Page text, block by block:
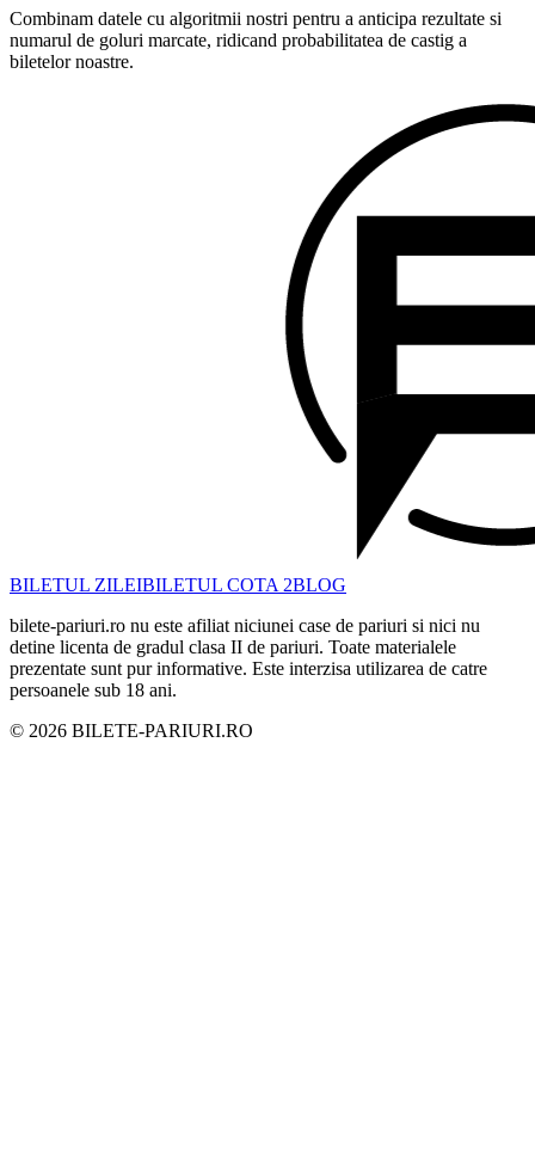
Combinam datele cu algoritmii nostri pentru a anticipa rezultate si
numarul de goluri marcate, ridicand probabilitatea de castig a
biletelor noastre.
BILETUL ZILEIBILETUL COTA 2BLOG
bilete-pariuri.ro nu este afiliat niciunei case de pariuri si nici nu
detine licenta de gradul clasa II de pariuri. Toate materialele
prezentate sunt pur informative. Este interzisa utilizarea de catre
persoanele sub 18 ani.
© 2026 BILETE-PARIURI.RO